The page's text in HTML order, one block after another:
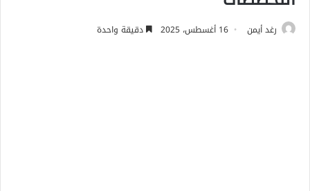
رغد أيمن 16 أغسطس، 2025 دقيقة واحدة